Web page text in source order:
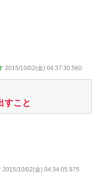
2015/10/02(金) 04:37:30.560
すこと
2015/10/02(金) 04:34:05.975